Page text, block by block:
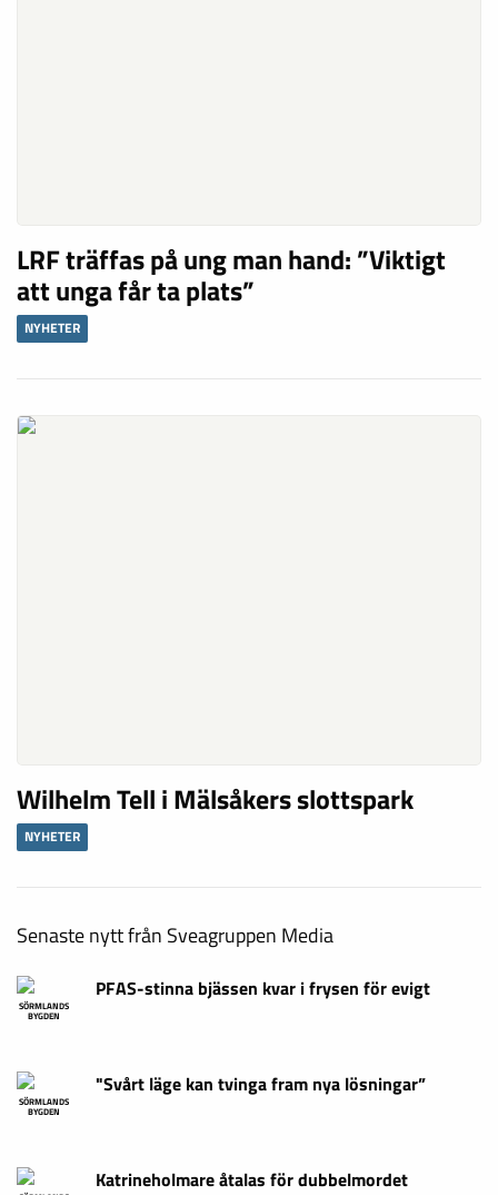
LRF träffas på ung man hand: ”Viktigt
att unga får ta plats”
NYHETER
Wilhelm Tell i Mälsåkers slottspark
NYHETER
Senaste nytt från Sveagruppen Media
SÖRMLANDS
BYGDEN
PFAS-stinna bjässen kvar i frysen för evigt
SÖRMLANDS
BYGDEN
"Svårt läge kan tvinga fram nya lösningar”
Katrineholmare åtalas för dubbelmordet